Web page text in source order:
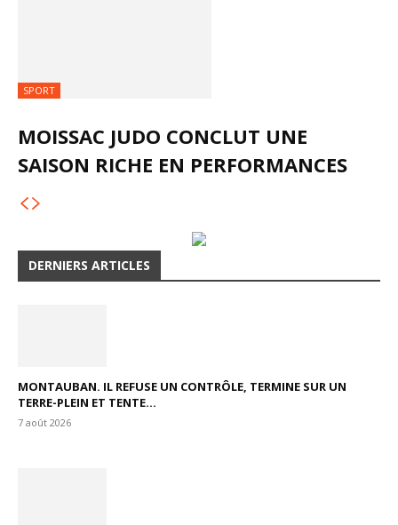
SPORT
MOISSAC JUDO CONCLUT UNE
SAISON RICHE EN PERFORMANCES
DERNIERS ARTICLES
MONTAUBAN. IL REFUSE UN CONTRÔLE, TERMINE SUR UN
TERRE-PLEIN ET TENTE...
7 août 2026